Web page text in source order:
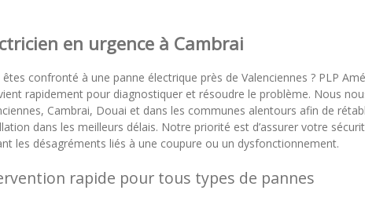
en urgence à Cambrai
êtes confronté à une panne électrique près de Valenciennes ? PLP
rapidement pour diagnostiquer et résoudre le problème. Nous
Cambrai, Douai et dans les communes alentours afin de
dans les meilleurs délais. Notre priorité est d’assurer votre
les désagréments liés à une coupure ou un dysfonctionnement.
rapide pour tous types de pannes